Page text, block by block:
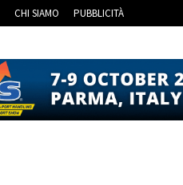
CHI SIAMO PUBBLICITÀ